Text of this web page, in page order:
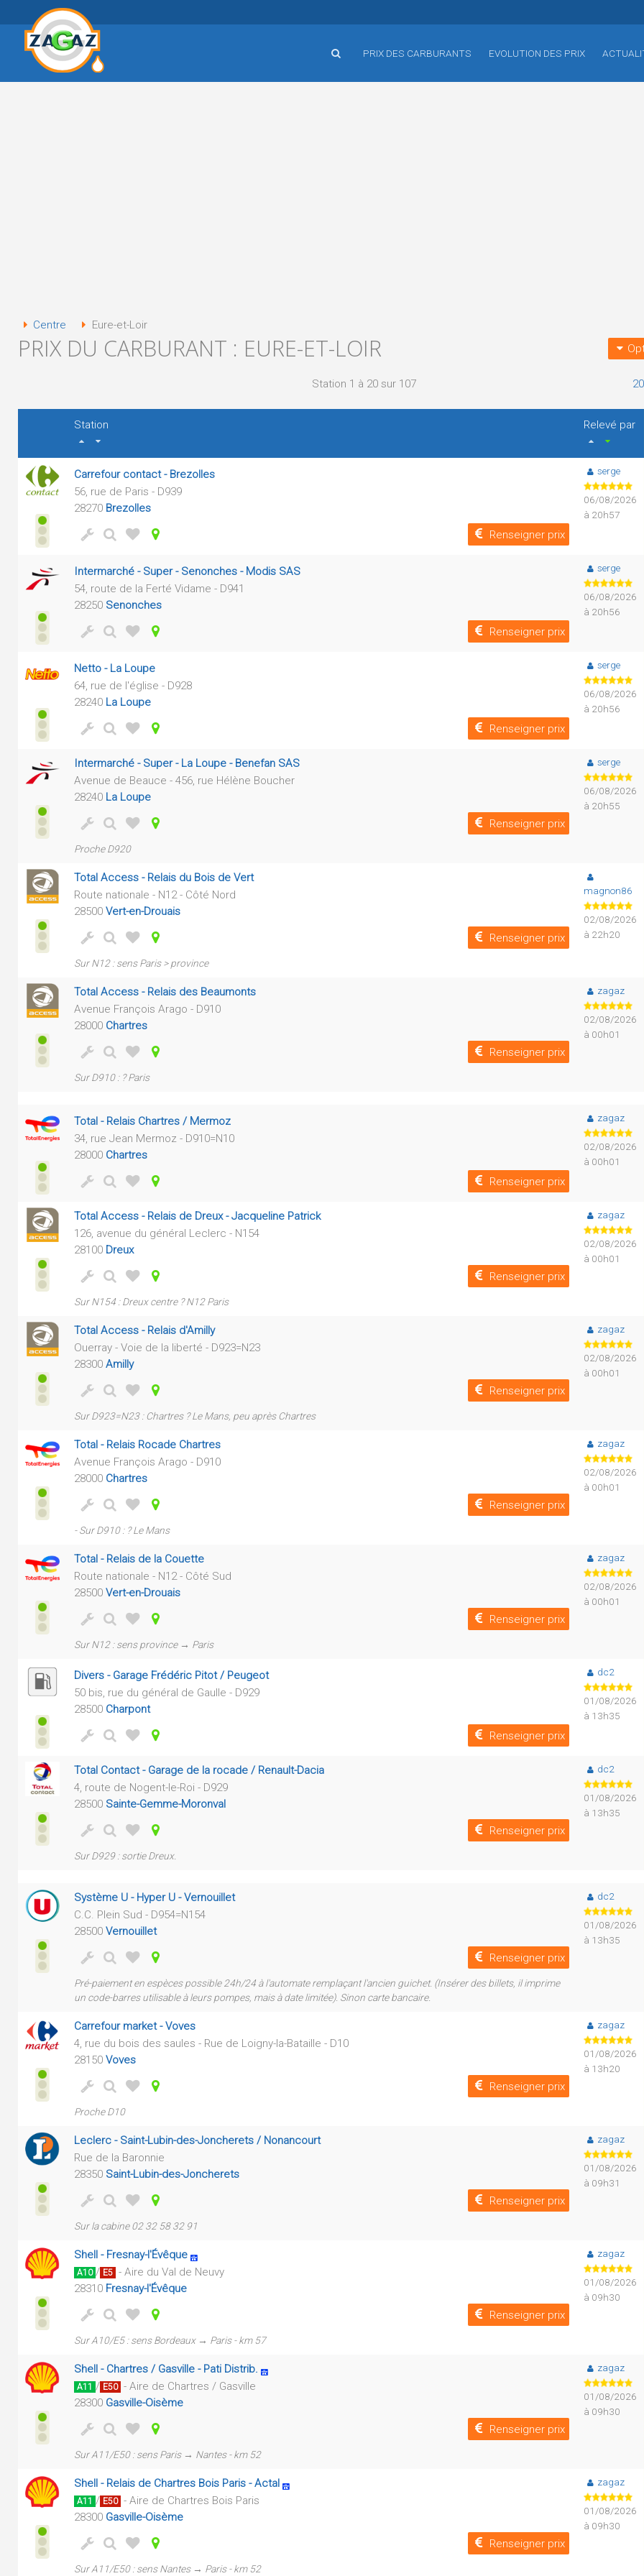
PRIX DES CARBURANTS EVOLUTION DES PRIX
Centre Eure-et-Loir
PRIX DU CARBURANT : EURE-ET-LOIR
Station 1 à 20 sur 107
Station
Relevé par
Carrefour contact - Brezolles
56, rue de Paris - D939
28270 Brezolles
Renseigner prix
serge
06/08/2026
à 20h57
Intermarché - Super - Senonches - Modis SAS
54, route de la Ferté Vidame - D941
28250 Senonches
Renseigner prix
serge
06/08/2026
à 20h56
Netto - La Loupe
64, rue de l'église - D928
28240 La Loupe
Renseigner prix
serge
06/08/2026
à 20h56
Intermarché - Super - La Loupe - Benefan SAS
Avenue de Beauce - 456, rue Hélène Boucher
28240 La Loupe
Renseigner prix
Proche D920
serge
06/08/2026
à 20h55
Total Access - Relais du Bois de Vert
Route nationale - N12 - Côté Nord
28500 Vert-en-Drouais
Renseigner prix
Sur N12 : sens Paris > province
magnon86
02/08/2026
à 22h20
Total Access - Relais des Beaumonts
Avenue François Arago - D910
28000 Chartres
Renseigner prix
Sur D910 : ? Paris
zagaz
02/08/2026
à 00h01
Total - Relais Chartres / Mermoz
34, rue Jean Mermoz - D910=N10
28000 Chartres
Renseigner prix
zagaz
02/08/2026
à 00h01
Total Access - Relais de Dreux - Jacqueline Patrick
126, avenue du général Leclerc - N154
28100 Dreux
Renseigner prix
Sur N154 : Dreux centre ? N12 Paris
zagaz
02/08/2026
à 00h01
Total Access - Relais d'Amilly
Ouerray - Voie de la liberté - D923=N23
28300 Amilly
Renseigner prix
Sur D923=N23 : Chartres ? Le Mans, peu après Chartres
zagaz
02/08/2026
à 00h01
Total - Relais Rocade Chartres
Avenue François Arago - D910
28000 Chartres
Renseigner prix
- Sur D910 : ? Le Mans
zagaz
02/08/2026
à 00h01
Total - Relais de la Couette
Route nationale - N12 - Côté Sud
28500 Vert-en-Drouais
Renseigner prix
Sur N12 : sens province → Paris
zagaz
02/08/2026
à 00h01
Divers - Garage Frédéric Pitot / Peugeot
50 bis, rue du général de Gaulle - D929
28500 Charpont
Renseigner prix
dc2
01/08/2026
à 13h35
Total Contact - Garage de la rocade / Renault-Dacia
4, route de Nogent-le-Roi - D929
28500 Sainte-Gemme-Moronval
Renseigner prix
Sur D929 : sortie Dreux.
dc2
01/08/2026
à 13h35
Système U - Hyper U - Vernouillet
C.C. Plein Sud - D954=N154
28500 Vernouillet
Renseigner prix
Pré-paiement en espèces possible 24h/24 à l'automate remplaçant l'ancien guichet. (Insérer des billets, il imprime
un code-barres utilisable à leurs pompes, mais à date limitée). Sinon carte bancaire.
dc2
01/08/2026
à 13h35
Carrefour market - Voves
4, rue du bois des saules - Rue de Loigny-la-Bataille - D10
28150 Voves
Renseigner prix
Proche D10
zagaz
01/08/2026
à 13h20
Leclerc - Saint-Lubin-des-Joncherets / Nonancourt
Rue de la Baronnie
28350 Saint-Lubin-des-Joncherets
Renseigner prix
Sur la cabine 02 32 58 32 91
zagaz
01/08/2026
à 09h31
Shell - Fresnay-l'Évêque
A10 / E5 - Aire du Val de Neuvy
28310 Fresnay-l'Évêque
Renseigner prix
Sur A10/E5 : sens Bordeaux → Paris - km 57
zagaz
01/08/2026
à 09h30
Shell - Chartres / Gasville - Pati Distrib.
A11 / E50 - Aire de Chartres / Gasville
28300 Gasville-Oisème
Renseigner prix
Sur A11/E50 : sens Paris → Nantes - km 52
zagaz
01/08/2026
à 09h30
Shell - Relais de Chartres Bois Paris - Actal
A11 / E50 - Aire de Chartres Bois Paris
28300 Gasville-Oisème
Renseigner prix
Sur A11/E50 : sens Nantes → Paris - km 52
zagaz
01/08/2026
à 09h30